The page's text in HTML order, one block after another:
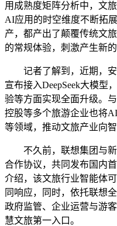
用成熟度矩阵分析中，文
AI应用的时空维度不断拓
产，都产出了颠覆传统文
的常规体验，刺激产生新
记者了解到，近期，安
宣布接入DeepSeek大模型
验等方面实现全面升级。
控股等多个旅游企业也将
等领域，推动文旅产业向
不久前，联想集团与新
合作协议，共同发布国内
介绍，该文旅行业智能体
同响应，同时，依托联想
政府监管、企业运营与游
慧文旅第一入口。